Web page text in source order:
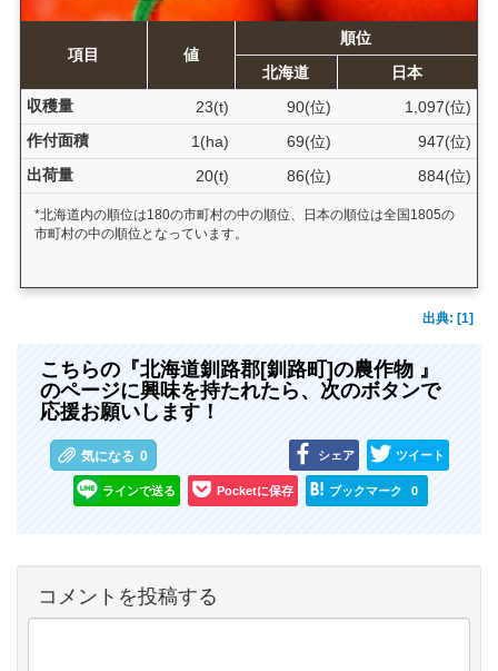
項目 値
順位
北海道
日本
収穫量
23(t) 90(位)
1,097(位)
作付面積
1(ha) 69(位)
947(位)
出荷量
20(t) 86(位) 884(位)
*北海道内の順位は180の市町村の中の順位、日本の順位は全国1805の
市町村の中の順位となっています。
出典: [1]
こちらの『北海道釧路郡[釧路町]の農作物 』
のページに興味を持たれたら、次のボタンで
応援お願いします！
気になる 0 シェア ツイート
ラインで送る Pocketに保存 ブックマーク 0
コメントを投稿する